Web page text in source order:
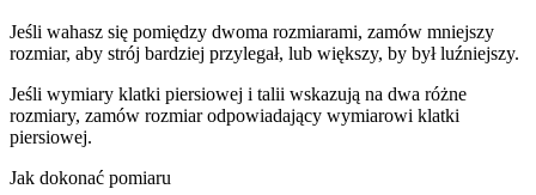
Jeśli wahasz się pomiędzy dwoma rozmiarami, zamów mniejszy
rozmiar, aby strój bardziej przylegał, lub większy, by był luźniejszy.
Jeśli wymiary klatki piersiowej i talii wskazują na dwa różne
rozmiary, zamów rozmiar odpowiadający wymiarowi klatki
piersiowej.
Jak dokonać pomiaru